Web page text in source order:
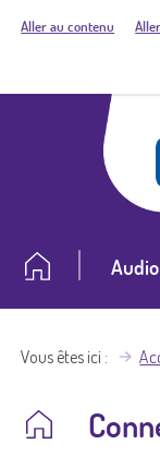
Aller au contenu
Audio
Vous êtes ici